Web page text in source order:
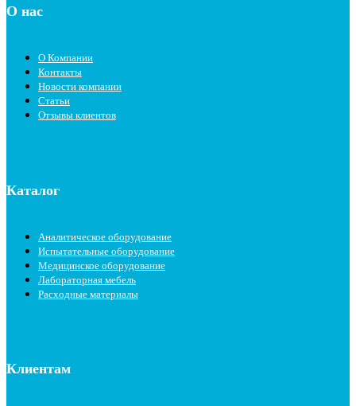
О нас
О Компании
Контакты
Новости компании
Статьи
Отзывы клиентов
Каталог
Аналитическое оборудование
Испытательные оборудование
Медицинское оборудование
Лабораторная мебель
Расходные материалы
Клиентам